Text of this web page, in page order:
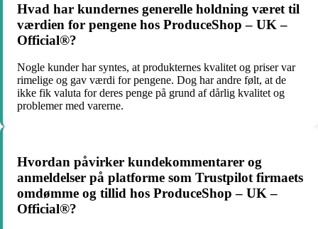
Hvad har kundernes generelle holdning været til
værdien for pengene hos ProduceShop – UK –
Official®?
Nogle kunder har syntes, at produkternes kvalitet og priser var
rimelige og gav værdi for pengene. Dog har andre følt, at de
ikke fik valuta for deres penge på grund af dårlig kvalitet og
problemer med varerne.
Hvordan påvirker kundekommentarer og
anmeldelser på platforme som Trustpilot firmaets
omdømme og tillid hos ProduceShop – UK –
Official®?